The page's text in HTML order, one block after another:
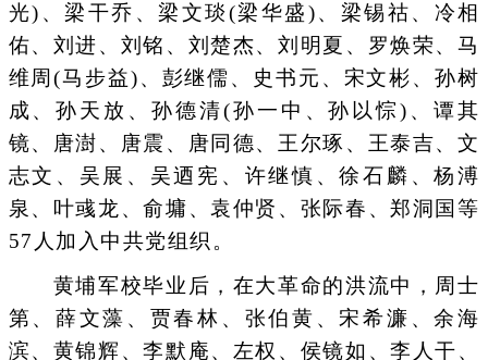
光)、梁干乔、梁文琰(梁华盛)、梁锡祜、冷相
佑、刘进、刘铭、刘楚杰、刘明夏、罗焕荣、马
维周(马步益)、彭继儒、史书元、宋文彬、孙树
成、孙天放、孙德清(孙一中、孙以悰)、谭其
镜、唐澍、唐震、唐同德、王尔琢、王泰吉、文
志文、吴展、吴迺宪、许继慎、徐石麟、杨溥
泉、叶彧龙、俞墉、袁仲贤、张际春、郑洞国等
57人加入中共党组织。
黄埔军校毕业后，在大革命的洪流中，周士
第、薛文藻、贾春林、张伯黄、宋希濂、余海
滨、黄锦辉、李默庵、左权、侯镜如、李人干、